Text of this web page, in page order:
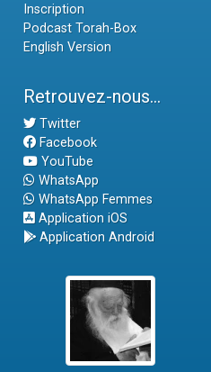
Inscription
Podcast Torah-Box
English Version
Retrouvez-nous...
Twitter
Facebook
YouTube
WhatsApp
WhatsApp Femmes
Application iOS
Application Android